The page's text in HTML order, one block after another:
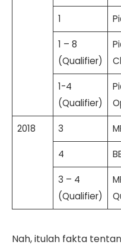
1
1 – 8
(Qualifier)
1-4
(Qualifier)
2018 3
4
3 – 4
(Qualifier)
Nah, itulah fakta